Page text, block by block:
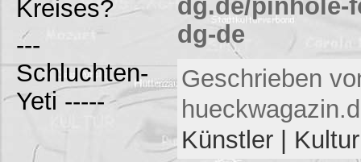
Kreises?
---
Schluchten-
Yeti -----
dg.de/pinhole-
dg-de
Geschrieben
Künstler | Kultur